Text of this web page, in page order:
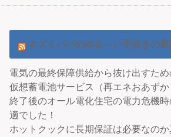
ネズミパパのゆる～い手抜きの
電気の最終保障供給から抜け出すた
仮想蓄電池サービス（再エネおあず
終了後のオール電化住宅の電力危機
適でした！
ホットクックに長期保証は必要なの